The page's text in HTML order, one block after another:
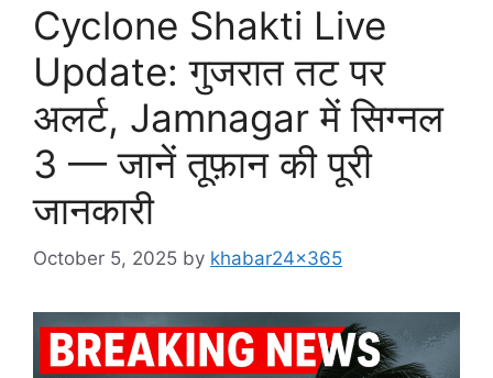
Cyclone Shakti Live
Update: गुजरात तट पर
अलर्ट, Jamnagar में सिग्नल
3 — जानें तूफ़ान की पूरी
जानकारी
October 5, 2025 by khabar24x365